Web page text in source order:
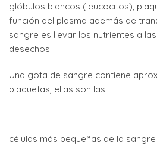
glóbulos blancos (leucocitos),
función del plasma además de
sangre es llevar los nutrientes a
desechos.
Una gota de sangre contiene
plaquetas, ellas son las
células más pequeñas de la